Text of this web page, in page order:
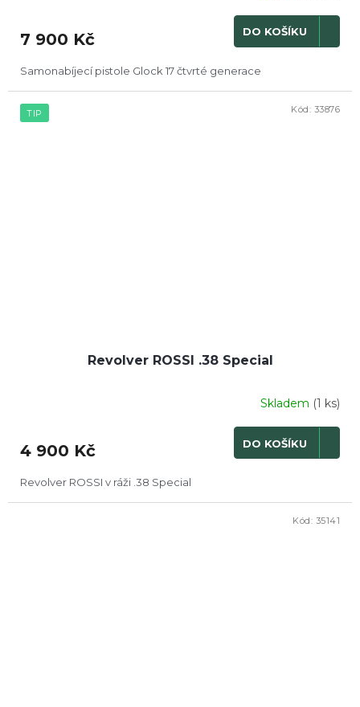
7 900 Kč DO KOŠÍKU
Samonabíjecí pistole Glock 17 čtvrté generace
TIP
Revolver ROSSI .38 Special
Skladem (1 ks)
4 900 Kč DO KOŠÍKU
Revolver ROSSI v ráži .38 Special
Kód: 33876
Kód: 35141